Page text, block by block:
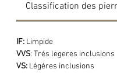
Classification des
IF: Limpide
VVS: Trés legeres inclusions
VS: Légéres inclusions